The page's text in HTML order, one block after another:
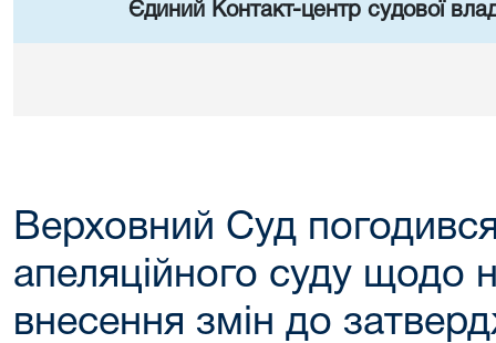
Єдиний Контакт-центр судової
Верховний Суд
апеляційного суду щодо
внесення змін до